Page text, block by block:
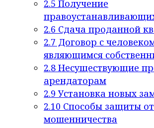
2.5 Получение
2.6 Сдача проданной
2.7 Договор с
являющимся
2.8 Несуществующие
арендаторам
2.9 Установка новых
2.10 Способы защиты от
мошенничества